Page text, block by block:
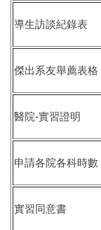
導生訪談紀錄表
傑出系友舉薦表格
醫院-實習證明
申請各院各科時數
實習同意書